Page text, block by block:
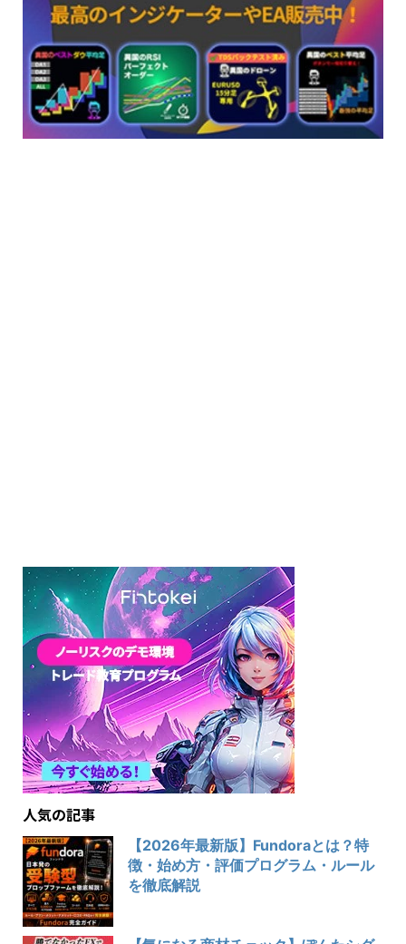
人気の記事
【2026年最新版】Fundoraとは？特
徴・始め方・評価プログラム・ルール
を徹底解説